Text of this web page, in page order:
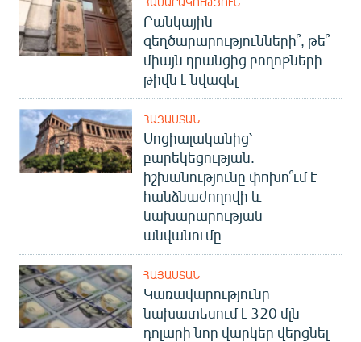
Բանկային
զեղծարարությունների՞, թե՞
միայն դրանցից բողոքների
թիվն է նվազել
ՀԱՅԱՍՏԱՆ
Սոցիալականից՝
բարեկեցության.
իշխանությունը փոխո՞ւմ է
հանձնաժողովի և
նախարարության
անվանումը
ՀԱՅԱՍՏԱՆ
Կառավարությունը
նախատեսում է 320 մլն
դոլարի նոր վարկեր վերցնել